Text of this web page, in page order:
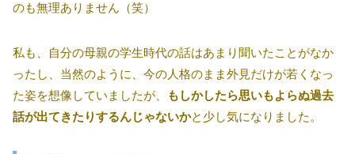
のも無理ありません（笑）
私も、自分の母親の学生時代の話はあまり聞いたことがなか
ったし、当然のように、今の人格のまま外見だけが若くなっ
た姿を想像していましたが、
もしかしたら思いもよらぬ過去
話が出てきたりするんじゃないかと少し気になりました。